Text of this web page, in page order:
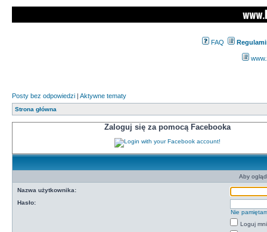
FAQ
Posty bez odpowiedzi | Aktywne tematy
Strona główna
Zaloguj się za pomocą Facebooka
Aby
Nazwa użytkownika:
Hasło:
Nie
Loguj